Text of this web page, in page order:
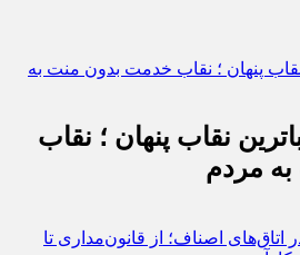
نقاب پنهان ؛ نقاب
مردم